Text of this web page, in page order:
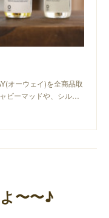
オーウェイ)を全商品取
ビーマッドや、シル…
〜〜♪